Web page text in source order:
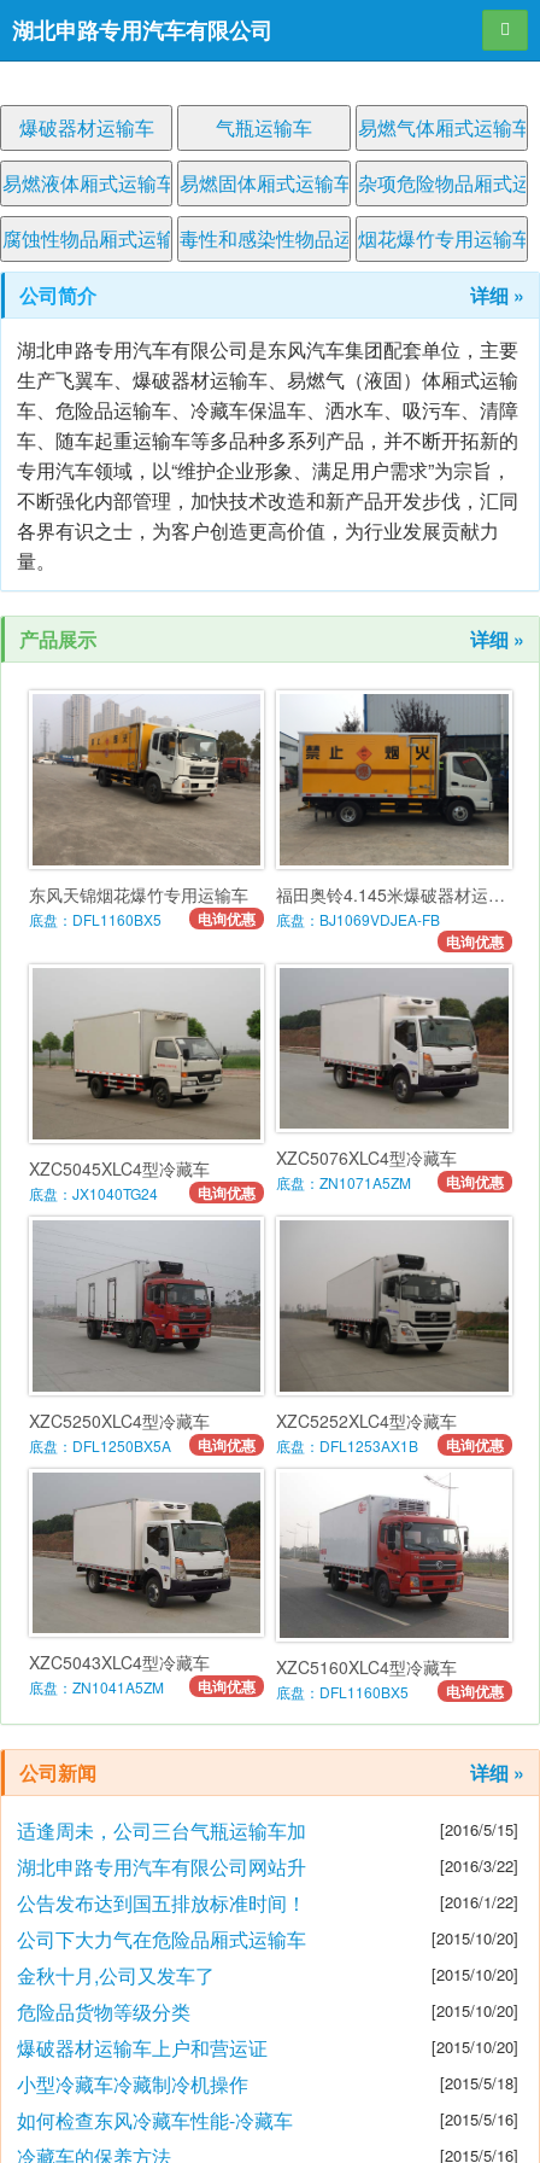
湖北申路专用汽车有限公司 导航
爆破器材运输车 气瓶运输车
易燃气体厢式运输车
易燃液体厢式运输车 易燃固体厢式运输车 杂项危险物品厢式运
腐蚀性物品厢式运输车毒性和感染性物品运输车烟花爆竹专用运输车
公司简介
详细 »
湖北申路专用汽车有限公司是东风汽车集团配套单位，主要
生产飞翼车、爆破器材运输车、易燃气（液固）体厢式运输
车、危险品运输车、冷藏车保温车、洒水车、吸污车、清障
车、随车起重运输车等多品种多系列产品，并不断开拓新的
专用汽车领域，以“维护企业形象、满足用户需求”为宗旨，
不断强化内部管理，加快技术改造和新产品开发步伐，汇同
各界有识之士，为客户创造更高价值，为行业发展贡献力
量。
产品展示 详细 »
东风天锦烟花爆竹专用运输车
底盘：DFL1160BX5 电询优惠
福田奥铃4.145米爆破器材运输车
底盘：BJ1069VDJEA-FB
电询优惠
XZC5045XLC4型冷藏车
底盘：JX1040TG24 电询优惠
XZC5076XLC4型冷藏车
底盘：ZN1071A5ZM 电询优惠
XZC5250XLC4型冷藏车
底盘：DFL1250BX5A 电询优惠
XZC5252XLC4型冷藏车
底盘：DFL1253AX1B 电询优惠
XZC5043XLC4型冷藏车
底盘：ZN1041A5ZM 电询优惠
XZC5160XLC4型冷藏车
底盘：DFL1160BX5 电询优惠
公司新闻 详细 »
适逢周未，公司三台气瓶运输车加 [2016/5/15]
湖北申路专用汽车有限公司网站升 [2016/3/22]
公告发布达到国五排放标准时间！ [2016/1/22]
公司下大力气在危险品厢式运输车 [2015/10/20]
金秋十月,公司又发车了 [2015/10/20]
危险品货物等级分类 [2015/10/20]
爆破器材运输车上户和营运证 [2015/10/20]
小型冷藏车冷藏制冷机操作 [2015/5/18]
如何检查东风冷藏车性能-冷藏车 [2015/5/16]
冷藏车的保养方法 [2015/5/16]